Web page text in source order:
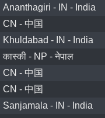
Ananthagiri - IN - India
CN - 中国
Khuldabad - IN - India
कास्की - NP - नेपाल
CN - 中国
CN - 中国
Sanjamala - IN - India